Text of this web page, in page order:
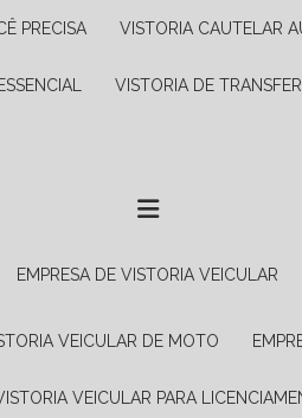
PRECISA VISTORIA CAUTELAR
VISTORIA DE
EMPRESA DE VISTORIA VEICULAR
VEICULAR DE MOTO
VEICULAR PARA